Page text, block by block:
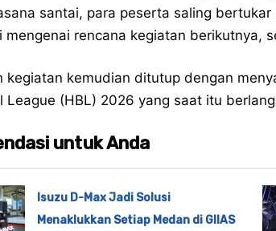
santai, para peserta saling
mengenai rencana kegiatan berikutnya,
kegiatan kemudian ditutup dengan
League (HBL) 2026 yang saat itu
untuk Anda
Isuzu D-Max Jadi Solusi
Menaklukkan Setiap Medan di GIIAS